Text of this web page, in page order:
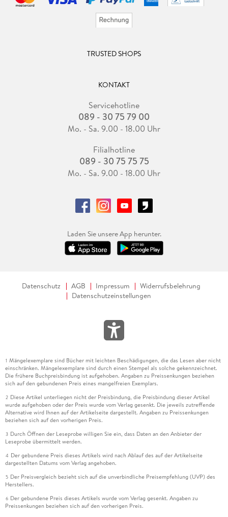
TRUSTED SHOPS
KONTAKT
Servicehotline
089 - 30 75 79 00
Mo. - Sa. 9.00 - 18.00 Uhr
Filialhotline
089 - 30 75 75 75
Mo. - Sa. 9.00 - 18.00 Uhr
Laden Sie unsere App herunter.
Datenschutz AGB Impressum
Widerrufsbelehrung
Datenschutzeinstellungen
1 Mängelexemplare sind Bücher mit leichten Beschädigungen, die das Lesen aber nicht
einschränken. Mängelexemplare sind durch einen Stempel als solche gekennzeichnet.
Die frühere Buchpreisbindung ist aufgehoben. Angaben zu Preissenkungen beziehen
sich auf den gebundenen Preis eines mangelfreien Exemplars.
2 Diese Artikel unterliegen nicht der Preisbindung, die Preisbindung dieser Artikel
wurde aufgehoben oder der Preis wurde vom Verlag gesenkt. Die jeweils zutreffende
Alternative wird Ihnen auf der Artikelseite dargestellt. Angaben zu Preissenkungen
beziehen sich auf den vorherigen Preis.
3 Durch Öffnen der Leseprobe willigen Sie ein, dass Daten an den Anbieter der
Leseprobe übermittelt werden.
4 Der gebundene Preis dieses Artikels wird nach Ablauf des auf der Artikelseite
dargestellten Datums vom Verlag angehoben.
5 Der Preisvergleich bezieht sich auf die unverbindliche Preisempfehlung (UVP) des
Herstellers.
6 Der gebundene Preis dieses Artikels wurde vom Verlag gesenkt. Angaben zu
Preissenkungen beziehen sich auf den vorherigen Preis.